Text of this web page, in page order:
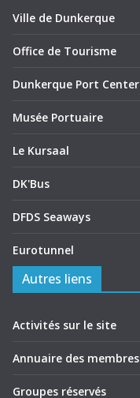
Ville de Dunkerque
Office de Tourisme
Dunkerque Port Center
Musée Portuaire
Le Kursaal
DK'Bus
DFDS Seaways
Eurotunnel
Autres liens
Activités sur le site
Annuaire des membres
Groupes réservés